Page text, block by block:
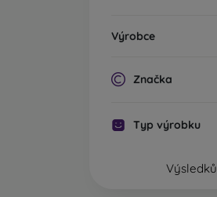
Výrobce
Značka
Typ výrobku
Výsledků